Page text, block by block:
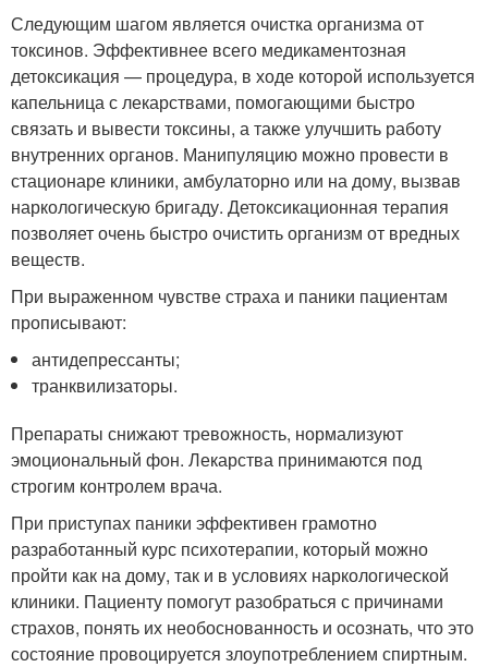
Следующим шагом является очистка организма от
токсинов. Эффективнее всего медикаментозная
детоксикация — процедура, в ходе которой используется
капельница с лекарствами, помогающими быстро
связать и вывести токсины, а также улучшить работу
внутренних органов. Манипуляцию можно провести в
стационаре клиники, амбулаторно или на дому, вызвав
наркологическую бригаду. Детоксикационная терапия
позволяет очень быстро очистить организм от вредных
веществ.
При выраженном чувстве страха и паники пациентам
прописывают:
антидепрессанты;
транквилизаторы.
Препараты снижают тревожность, нормализуют
эмоциональный фон. Лекарства принимаются под
строгим контролем врача.
При приступах паники эффективен грамотно
разработанный курс психотерапии, который можно
пройти как на дому, так и в условиях наркологической
клиники. Пациенту помогут разобраться с причинами
страхов, понять их необоснованность и осознать, что это
состояние провоцируется злоупотреблением спиртным.